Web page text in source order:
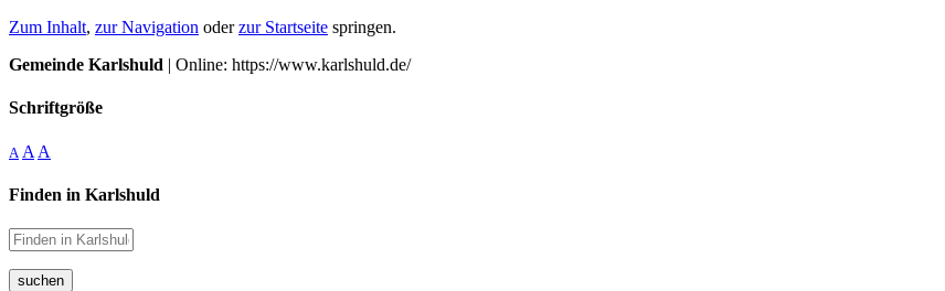
Zum Inhalt, zur Navigation oderzur Startseite springen.
Gemeinde Karlshuld | Online: https://www.karlshuld.de/
Schriftgröße
A A A
Finden in Karlshuld
suchen